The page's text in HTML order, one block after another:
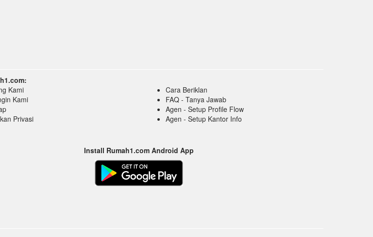
Kami
Kami
Privasi
Cara Beriklan
FAQ - Tanya Jawab
Agen - Setup Profile Flow
Agen - Setup Kantor Info
Install Rumah1.com Android App